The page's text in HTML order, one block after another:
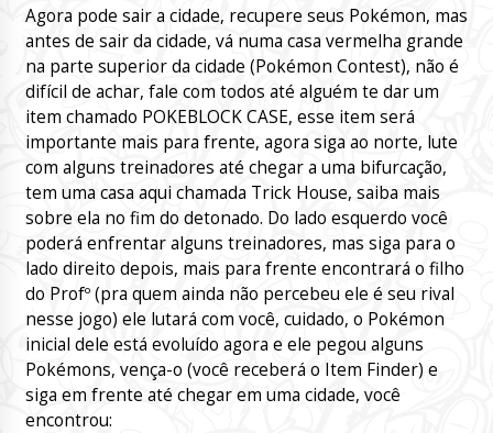
Agora pode sair a cidade, recupere seus Pokémon, mas
antes de sair da cidade, vá numa casa vermelha grande
na parte superior da cidade (Pokémon Contest), não é
difícil de achar, fale com todos até alguém te dar um
item chamado POKEBLOCK CASE, esse item será
importante mais para frente, agora siga ao norte, lute
com alguns treinadores até chegar a uma bifurcação,
tem uma casa aqui chamada Trick House, saiba mais
sobre ela no fim do detonado. Do lado esquerdo você
poderá enfrentar alguns treinadores, mas siga para o
lado direito depois, mais para frente encontrará o filho
do Profº (pra quem ainda não percebeu ele é seu rival
nesse jogo) ele lutará com você, cuidado, o Pokémon
inicial dele está evoluído agora e ele pegou alguns
Pokémons, vença-o (você receberá o Item Finder) e
siga em frente até chegar em uma cidade, você
encontrou: